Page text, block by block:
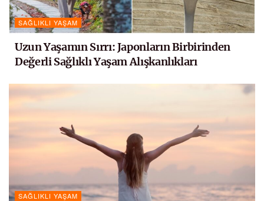
SAĞLIKLI YAŞAM
Uzun Yaşamın Sırrı: Japonların Birbirinden
Değerli Sağlıklı Yaşam Alışkanlıkları
SAĞLIKLI YAŞAM